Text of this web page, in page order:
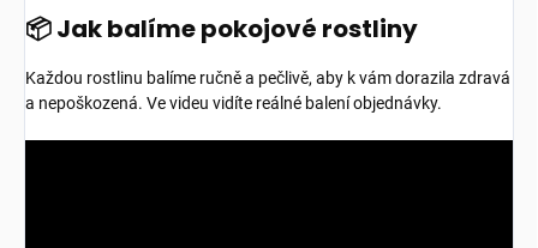
📦 Jak balíme pokojové rostliny
Každou rostlinu balíme ručně a pečlivě, aby k vám dorazila zdravá
a nepoškozená. Ve videu vidíte reálné balení objednávky.